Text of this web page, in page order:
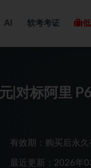
AI 软考考证
|对标阿里
有效期：购买后永久
最近更新：2026年